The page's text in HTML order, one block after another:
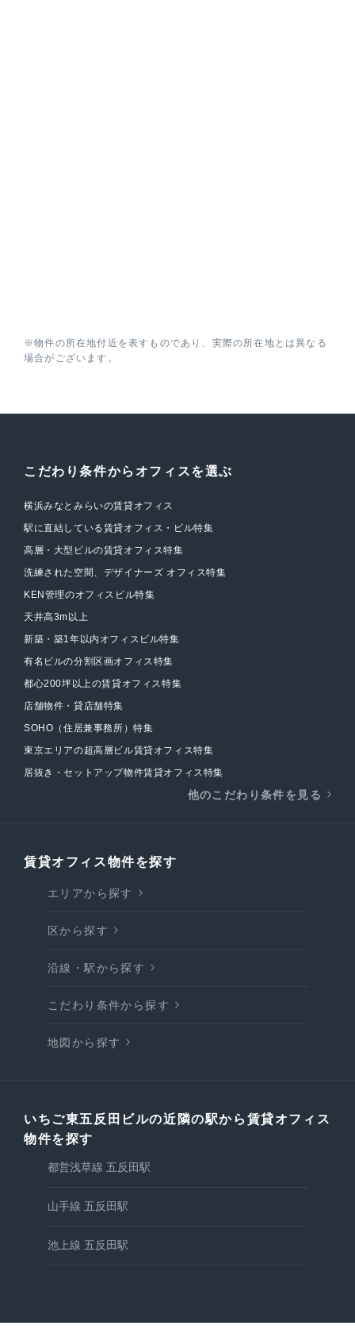
※物件の所在地付近を表すものであり、実際の所在地とは異なる
場合がございます。
こだわり条件からオフィスを選ぶ
横浜みなとみらいの賃貸オフィス
駅に直結している賃貸オフィス・ビル特集
高層・大型ビルの賃貸オフィス特集
洗練された空間、デザイナーズ オフィス特集
KEN管理のオフィスビル特集
天井高3m以上
新築・築1年以内オフィスビル特集
有名ビルの分割区画オフィス特集
都心200坪以上の賃貸オフィス特集
店舗物件・貸店舗特集
SOHO（住居兼事務所）特集
東京エリアの超高層ビル賃貸オフィス特集
居抜き・セットアップ物件賃貸オフィス特集
他のこだわり条件を見る
賃貸オフィス物件を探す
エリアから探す
区から探す
沿線・駅から探す
こだわり条件から探す
地図から探す
いちご東五反田ビルの近隣の駅から賃貸オフィス
物件を探す
都営浅草線 五反田駅
山手線 五反田駅
池上線 五反田駅